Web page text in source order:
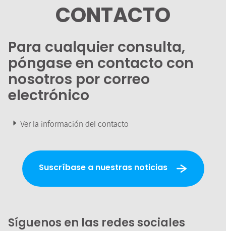
CONTACTO
Para cualquier consulta,
póngase en contacto con
nosotros por correo
electrónico
Ver la información del contacto
Suscríbase a nuestras noticias
Síguenos en las redes sociales